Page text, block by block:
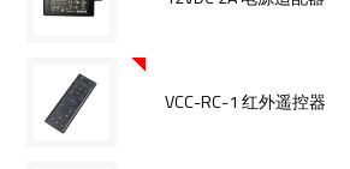
VCC-RC-1 红外遥控器